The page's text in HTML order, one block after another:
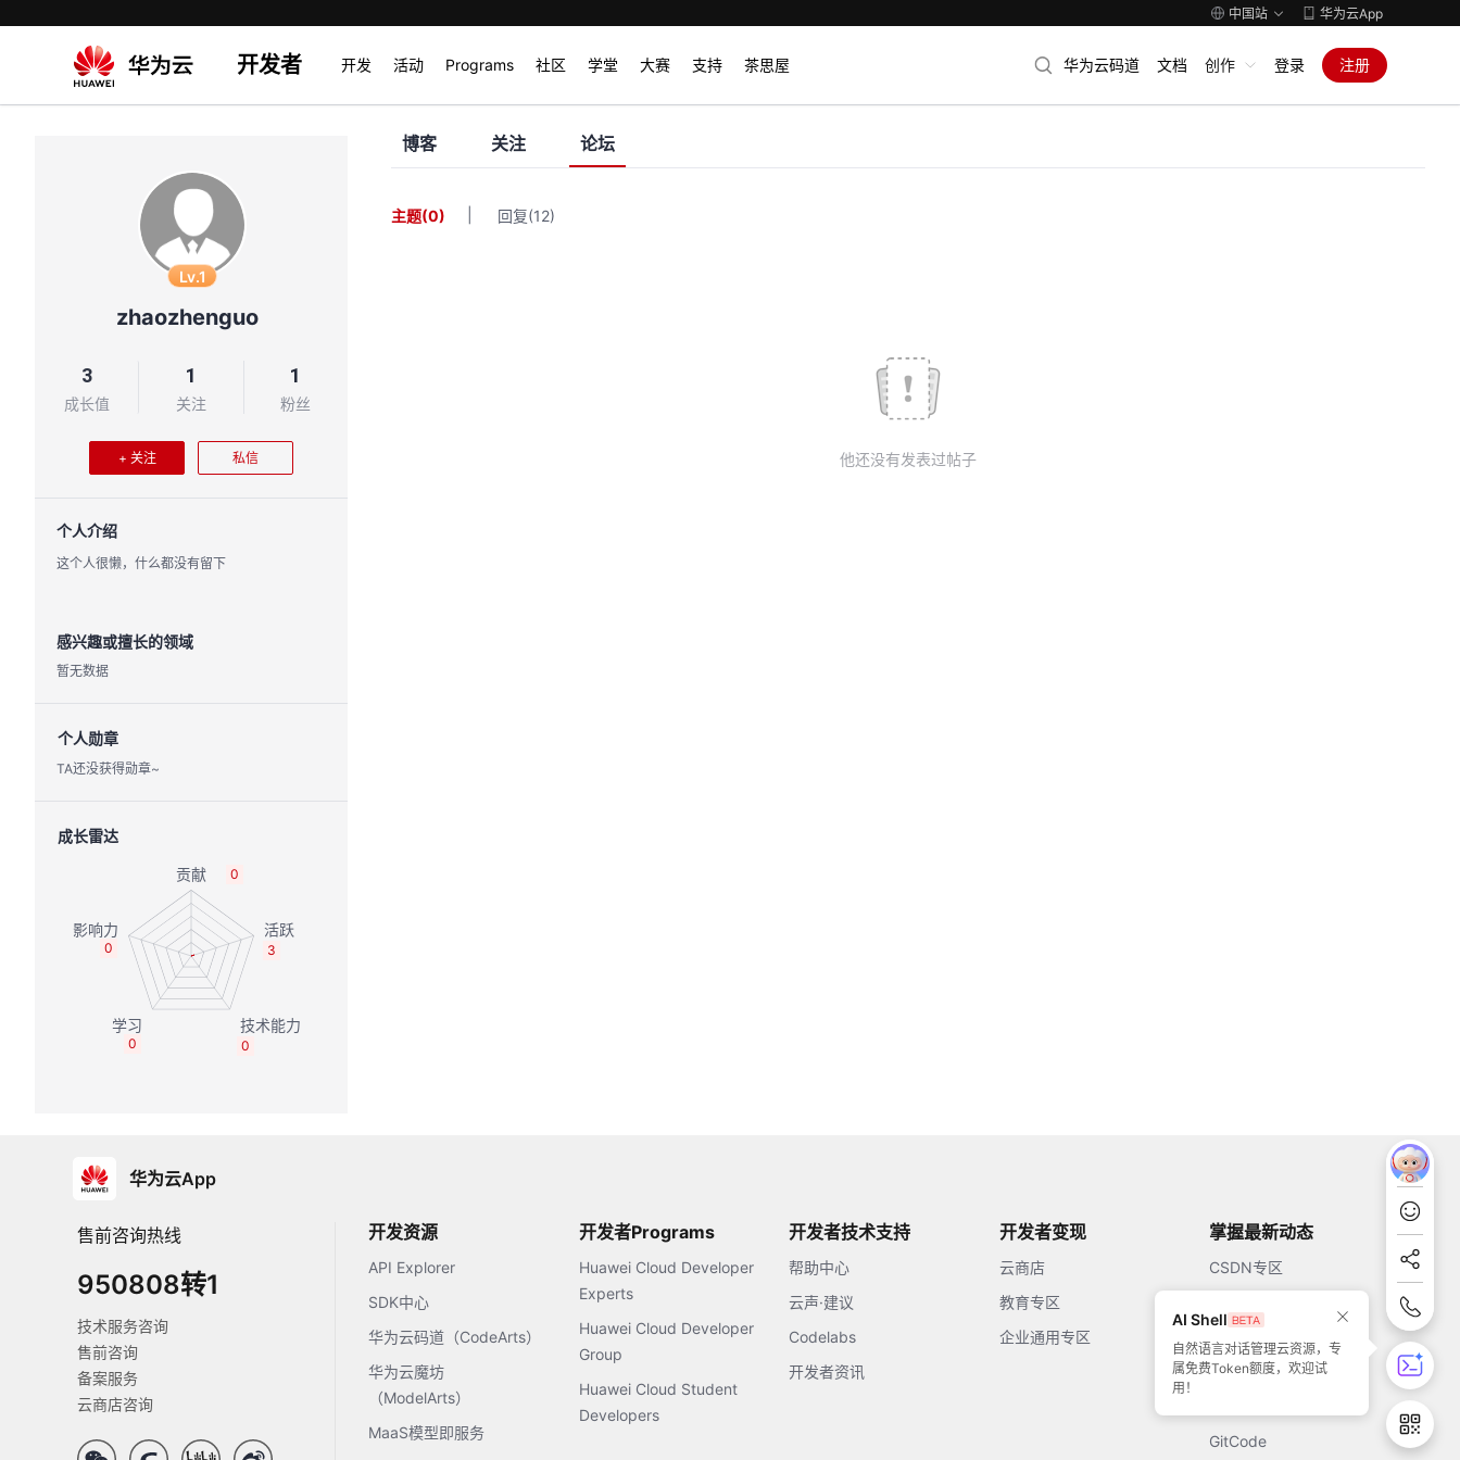
中国站 华为云App
开发者 开发 活动 Programs 社区 学堂 大赛 支持 茶思屋 华为云码道 文档 创作 登录 注册
Lv.1
zhaozhenguo
3
成长值
1
关注
1
粉丝
+ 关注 私信
个人介绍
这个人很懒，什么都没有留下
感兴趣或擅长的领域
暂无数据
个人勋章
TA还没获得勋章~
成长雷达
0
3
0
0
0
博客 关注 论坛
主题(0) 回复(12)
他还没有发表过帖子
华为云App
售前咨询热线
950808转1
技术服务咨询
售前咨询
备案服务
云商店咨询
开发资源
API Explorer
SDK中心
华为云码道（CodeArts）
华为云魔坊
（ModelArts）
MaaS模型即服务
开发者Programs
Huawei Cloud Developer
Experts
Huawei Cloud Developer
Group
Huawei Cloud Student
Developers
开发者技术支持
帮助中心
云声·建议
Codelabs
开发者资讯
开发者变现
云商店
教育专区
企业通用专区
掌握最新动态
CSDN专区
51CTO
GitCode
AI Shell
自然语言对话管理云资源，专
属免费Token额度，欢迎试
用！